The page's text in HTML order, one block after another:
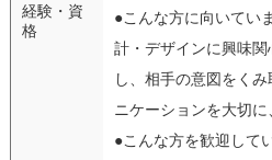
経験・資
格
●こんな方に向いてい
計・デザインに興味
し、相手の意図をく
ニケーションを大切
●こんな方を歓迎して